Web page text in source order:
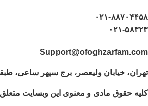
۰۲۱-۸۸۷۰۴۴۵۸
۰۲۱-۵۸۳۲۳
Support@ofoghzarfam.com
تهران، خیابان ولیعصر، برج سپهر ساعی،
کلیه حقوق مادی و معنوی این وبسایت